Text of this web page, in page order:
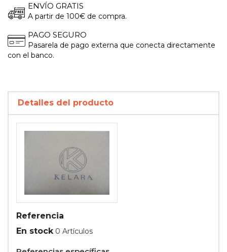
ENVÍO GRATIS
A partir de 100€ de compra.
PAGO SEGURO
Pasarela de pago externa que conecta directamente
con el banco.
Detalles del producto
Referencia
En stock 0 Artículos